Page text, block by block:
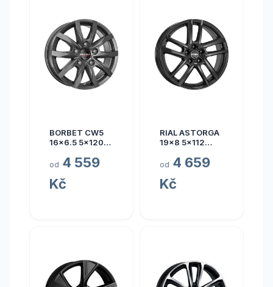
BORBET CW5
16x6.5 5x120
od 4 559
Kč
RIAL ASTORGA
19x8 5x112
od 4 659
Kč